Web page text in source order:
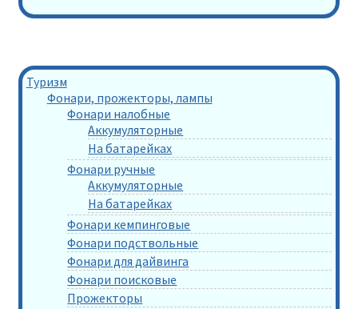
Туризм
Фонари, прожекторы, лампы
Фонари налобные
Аккумуляторные
На батарейках
Фонари ручные
Аккумуляторные
На батарейках
Фонари кемпинговые
Фонари подствольные
Фонари для дайвинга
Фонари поисковые
Прожекторы